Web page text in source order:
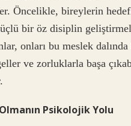
Öncelikle, bireylerin
bir öz disiplin
onları bu meslek
ve zorluklarla başa
Psikolojik Yolu